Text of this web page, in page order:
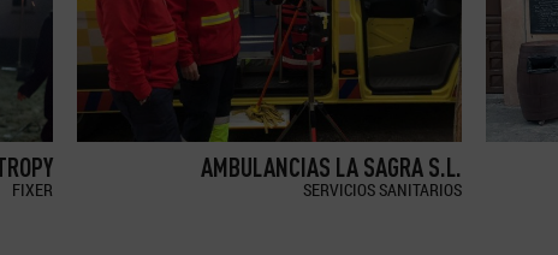
FIXER
AMBULANCIAS LA SAGRA S.L.
SERVICIOS SANITARIOS